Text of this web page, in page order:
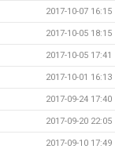
2017-10-07 16:15
2017-10-05 18:15
2017-10-05 17:41
2017-10-01 16:13
2017-09-24 17:40
2017-09-20 22:05
2017-09-10 17:49